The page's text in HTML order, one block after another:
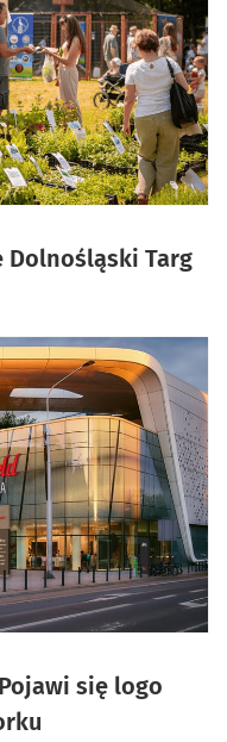
Dolnośląski Targ
się logo